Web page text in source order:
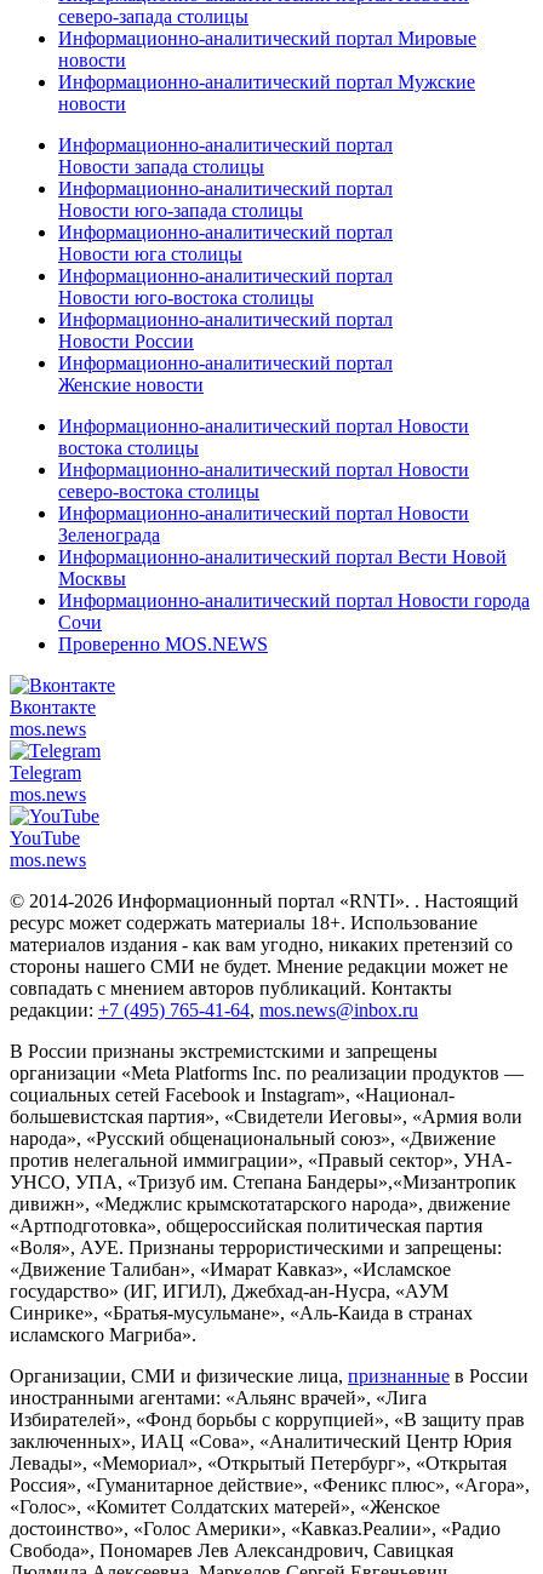
северо-запада столицы
Информационно-аналитический портал Мировые
новости
Информационно-аналитический портал Мужские
новости
Информационно-аналитический портал
Новости запада столицы
Информационно-аналитический портал
Новости юго-запада столицы
Информационно-аналитический портал
Новости юга столицы
Информационно-аналитический портал
Новости юго-востока столицы
Информационно-аналитический портал
Новости России
Информационно-аналитический портал
Женские новости
Информационно-аналитический портал Новости
востока столицы
Информационно-аналитический портал Новости
северо-востока столицы
Информационно-аналитический портал Новости
Зеленограда
Информационно-аналитический портал Вести Новой
Москвы
Информационно-аналитический портал Новости города
Сочи
Проверенно MOS.NEWS
Вконтакте
mos.news
Telegram
mos.news
YouTube
mos.news
© 2014-2026 Информационный портал «RNTI». . Настоящий
ресурс может содержать материалы 18+. Использование
материалов издания - как вам угодно, никаких претензий со
стороны нашего СМИ не будет. Мнение редакции может не
совпадать с мнением авторов публикаций. Контакты
редакции: +7 (495) 765-41-64, mos.news@inbox.ru
В России признаны экстремистскими и запрещены
организации «Meta Platforms Inc. по реализации продуктов —
социальных сетей Facebook и Instagram», «Национал-
большевистская партия», «Свидетели Иеговы», «Армия воли
народа», «Русский общенациональный союз», «Движение
против нелегальной иммиграции», «Правый сектор», УНА-
УНСО, УПА, «Тризуб им. Степана Бандеры»,«Мизантропик
дивижн», «Меджлис крымскотатарского народа», движение
«Артподготовка», общероссийская политическая партия
«Воля», АУЕ. Признаны террористическими и запрещены:
«Движение Талибан», «Имарат Кавказ», «Исламское
государство» (ИГ, ИГИЛ), Джебхад-ан-Нусра, «АУМ
Синрике», «Братья-мусульмане», «Аль-Каида в странах
исламского Магриба».
Организации, СМИ и физические лица, признанные в России
иностранными агентами: «Альянс врачей», «Лига
Избирателей», «Фонд борьбы с коррупцией», «В защиту прав
заключенных», ИАЦ «Сова», «Аналитический Центр Юрия
Левады», «Мемориал», «Открытый Петербург», «Открытая
Россия», «Гуманитарное действие», «Феникс плюс», «Агора»,
«Голос», «Комитет Солдатских матерей», «Женское
достоинство», «Голос Америки», «Кавказ.Реалии», «Радио
Свобода», Пономарев Лев Александрович, Савицкая